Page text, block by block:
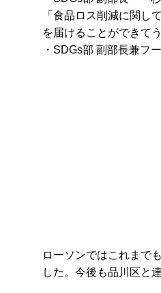
「食品ロス削減に関し
を届けることができて
・SDGs部 副部長兼
ローソンではこれまで
した。今後も品川区と